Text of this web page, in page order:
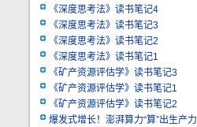
《深度思考法》读书笔记4
《深度思考法》读书笔记3
《深度思考法》读书笔记2
《深度思考法》读书笔记1
《矿产资源评估学》读书笔记3
《矿产资源评估学》读书笔记1
《矿产资源评估学》读书笔记2
爆发式增长！澎湃算力“算”出生产力